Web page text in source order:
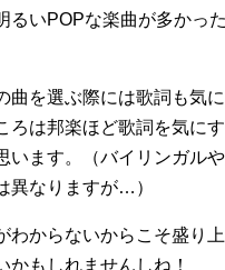
るいPOPな楽曲が多かっ
曲を選ぶ際には歌詞も気
ろは邦楽ほど歌詞を気に
います。（バイリンガル
異なりますが…）
わからないからこそ盛り
かもしれませんしね！